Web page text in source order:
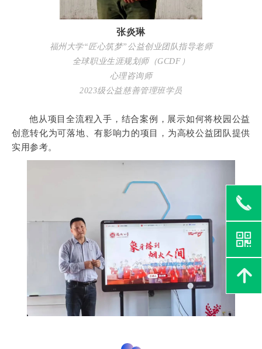
张炎琳
福州大学“匠心筑梦”公益创业团队指导老师
全球职业生涯规划师（GCDF）
心理咨询师
2023级公益慈善管理班学员
他从项目全流程入手，结合案例，展示如何将校园公益
创意转化为可落地、有影响力的项目，为高校公益团队提供
实用参考。
끅
낃
녕